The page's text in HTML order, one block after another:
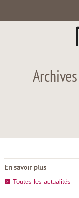
En savoir plus
Toutes les actualités